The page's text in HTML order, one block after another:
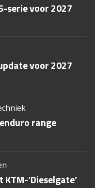
serie voor 2027
voor 2027
range
‘Dieselgate’